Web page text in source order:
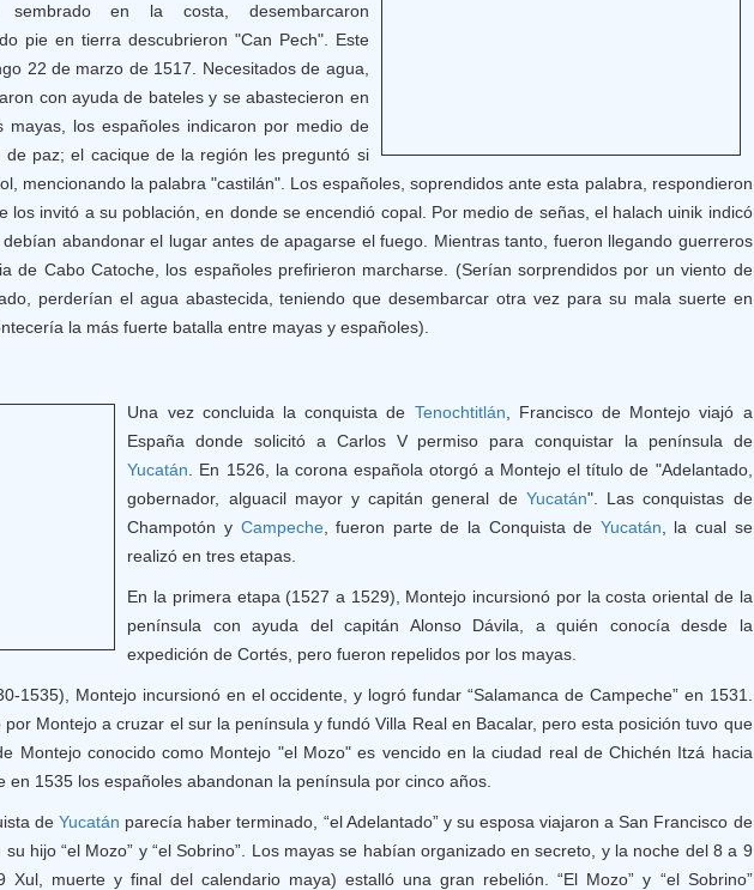
en la costa, desembarcaron
pie en tierra descubrieron "Can Pech". Este
22 de marzo de 1517. Necesitados de agua,
con ayuda de bateles y se abastecieron en
mayas, los españoles indicaron por medio de
paz; el cacique de la región les preguntó si
mencionando la palabra "castilán". Los españoles, soprendidos ante esta palabra, respondieron
los invitó a su población, en donde se encendió copal. Por medio de señas, el halach uinik indicó
abandonar el lugar antes de apagarse el fuego. Mientras tanto, fueron llegando guerreros
de Cabo Catoche, los españoles prefirieron marcharse. (Serían sorprendidos por un viento de
perderían el agua abastecida, teniendo que desembarcar otra vez para su mala suerte en
la más fuerte batalla entre mayas y españoles).
Una vez concluida la conquista de Tenochtitlán , Francisco de Montejo viajó a
España donde solicitó a Carlos V permiso para conquistar la península de
Yucatán . En 1526, la corona española otorgó a Montejo el título de "Adelantado,
gobernador, alguacil mayor y capitán general de Yucatán". Las conquistas de
Champotón y Campeche, fueron parte de la Conquista de Yucatán , la cual se
realizó en tres etapas.
En la primera etapa (1527 a 1529), Montejo incursionó por la costa oriental de la
península con ayuda del capitán Alonso Dávila, a quién conocía desde la
expedición de Cortés, pero fueron repelidos por los mayas.
1535), Montejo incursionó en el occidente, y logró fundar “Salamanca de Campeche” en 1531.
Montejo a cruzar el sur la península y fundó Villa Real en Bacalar, pero esta posición tuvo que
Montejo conocido como Montejo "el Mozo" es vencido en la ciudad real de Chichén Itzá hacia
en 1535 los españoles abandonan la península por cinco años.
deYucatán parecía haber terminado, “el Adelantado” y su esposa viajaron a San Francisco de
hijo “el Mozo” y “el Sobrino”. Los mayas se habían organizado en secreto, y la noche del 8 a 9
Xul, muerte y final del calendario maya) estalló una gran rebelión. “El Mozo” y “el Sobrino”